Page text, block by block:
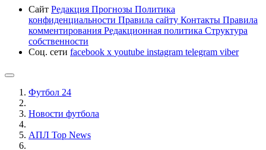
Сайт Редакция Прогнозы Политика
конфиденциальности Правила сайту Контакты Правила
комментирования Редакционная политика Структура
собственности
Соц. сети facebook x youtube instagram telegram viber
Футбол 24
Новости футбола
АПЛ Top News